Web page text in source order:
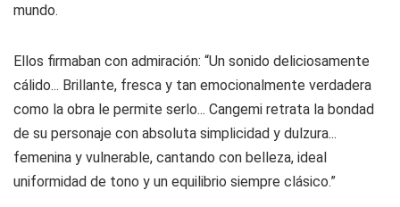
mundo.
Ellos firmaban con admiración: “Un sonido deliciosamente
cálido... Brillante, fresca y tan emocionalmente verdadera
como la obra le permite serlo... Cangemi retrata la bondad
de su personaje con absoluta simplicidad y dulzura...
femenina y vulnerable, cantando con belleza, ideal
uniformidad de tono y un equilibrio siempre clásico.”